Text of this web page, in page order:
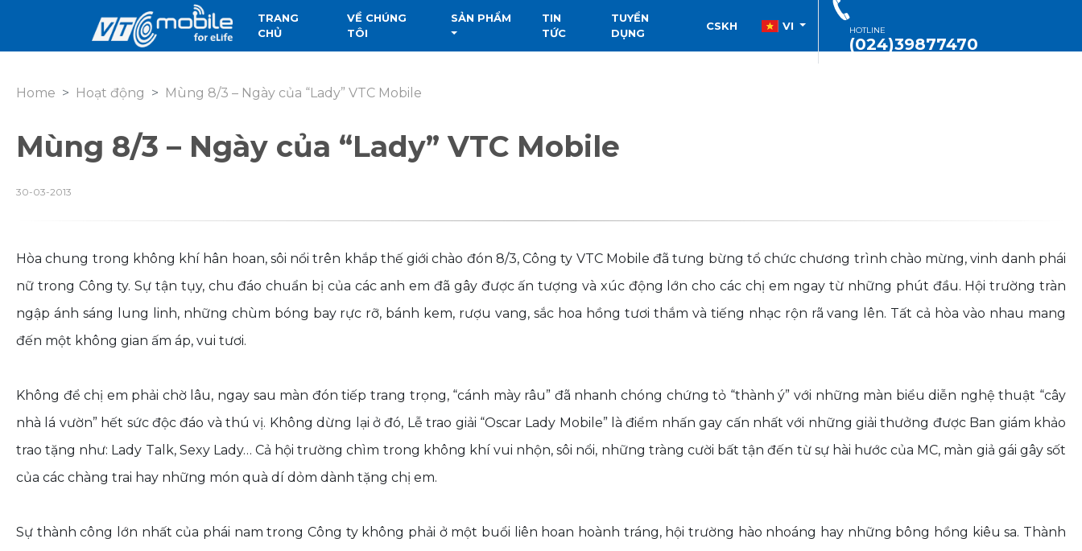
TRANG
CHỦ
VỀ CHÚNG
TÔI
SẢN PHẨM
TIN
TỨC
TUYỂN
DỤNG
CSKH VI HOTLINE
(024)39877470
Home Hoạt động Mùng 8/3 – Ngày của “Lady” VTC Mobile
Mùng 8/3 – Ngày của “Lady” VTC Mobile
30-03-2013
Hòa chung trong không khí hân hoan, sôi nổi trên khắp thế giới chào đón 8/3, Công ty VTC Mobile đã tưng bừng tổ chức chương trình chào mừng, vinh danh phái
nữ trong Công ty. Sự tận tụy, chu đáo chuẩn bị của các anh em đã gây được ấn tượng và xúc động lớn cho các chị em ngay từ những phút đầu. Hội trường tràn
ngập ánh sáng lung linh, những chùm bóng bay rực rỡ, bánh kem, rượu vang, sắc hoa hồng tươi thắm và tiếng nhạc rộn rã vang lên. Tất cả hòa vào nhau mang
đến một không gian ấm áp, vui tươi.
Không để chị em phải chờ lâu, ngay sau màn đón tiếp trang trọng, “cánh mày râu” đã nhanh chóng chứng tỏ “thành ý” với những màn biểu diễn nghệ thuật “cây
nhà lá vườn” hết sức độc đáo và thú vị. Không dừng lại ở đó, Lễ trao giải “Oscar Lady Mobile” là điểm nhấn gay cấn nhất với những giải thưởng được Ban giám khảo
trao tặng như: Lady Talk, Sexy Lady… Cả hội trường chìm trong không khí vui nhộn, sôi nổi, những tràng cười bất tận đến từ sự hài hước của MC, màn giả gái gây sốt
của các chàng trai hay những món quà dí dỏm dành tặng chị em.
Sự thành công lớn nhất của phái nam trong Công ty không phải ở một buổi liên hoan hoành tráng, hội trường hào nhoáng hay những bông hồng kiêu sa. Thành